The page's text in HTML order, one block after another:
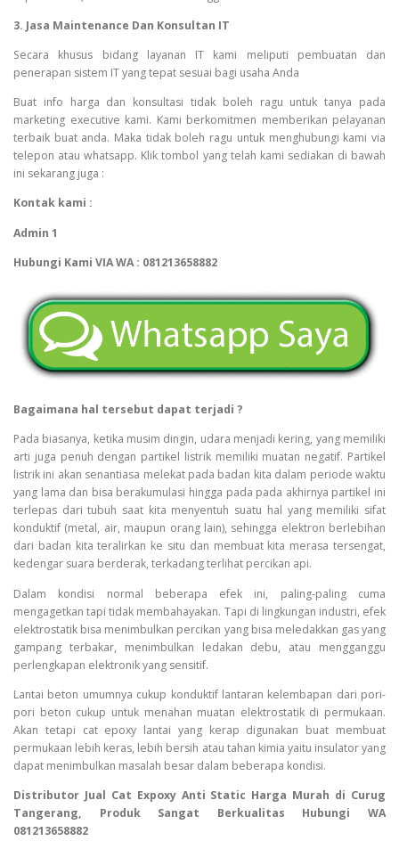
3. Jasa Maintenance Dan Konsultan IT
Secara khusus bidang layanan IT kami meliputi pembuatan dan
penerapan sistem IT yang tepat sesuai bagi usaha Anda
Buat info harga dan konsultasi tidak boleh ragu untuk tanya pada
marketing executive kami. Kami berkomitmen memberikan pelayanan
terbaik buat anda. Maka tidak boleh ragu untuk menghubungi kami via
telepon atau whatsapp. Klik tombol yang telah kami sediakan di bawah
ini sekarang juga :
Kontak kami :
Admin 1
Hubungi Kami VIA WA : 081213658882
Bagaimana hal tersebut dapat terjadi ?
Pada biasanya, ketika musim dingin, udara menjadi kering, yang memiliki
arti juga penuh dengan partikel listrik memiliki muatan negatif. Partikel
listrik ini akan senantiasa melekat pada badan kita dalam periode waktu
yang lama dan bisa berakumulasi hingga pada pada akhirnya partikel ini
terlepas dari tubuh saat kita menyentuh suatu hal yang memiliki sifat
konduktif (metal, air, maupun orang lain), sehingga elektron berlebihan
dari badan kita teralirkan ke situ dan membuat kita merasa tersengat,
kedengar suara berderak, terkadang terlihat percikan api.
Dalam kondisi normal beberapa efek ini, paling-paling cuma
mengagetkan tapi tidak membahayakan. Tapi di lingkungan industri, efek
elektrostatik bisa menimbulkan percikan yang bisa meledakkan gas yang
gampang terbakar, menimbulkan ledakan debu, atau mengganggu
perlengkapan elektronik yang sensitif.
Lantai beton umumnya cukup konduktif lantaran kelembapan dari pori-
pori beton cukup untuk menahan muatan elektrostatik di permukaan.
Akan tetapi cat epoxy lantai yang kerap digunakan buat membuat
permukaan lebih keras, lebih bersih atau tahan kimia yaitu insulator yang
dapat menimbulkan masalah besar dalam beberapa kondisi.
Distributor Jual Cat Expoxy Anti Static Harga Murah di Curug
Tangerang, Produk Sangat Berkualitas Hubungi WA
081213658882